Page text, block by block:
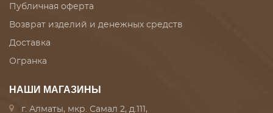
Публичная оферта
Возврат изделий и денежных средств
Доставка
Огранка
НАШИ МАГАЗИНЫ
г. Алматы, мкр. Самал 2, д.111,